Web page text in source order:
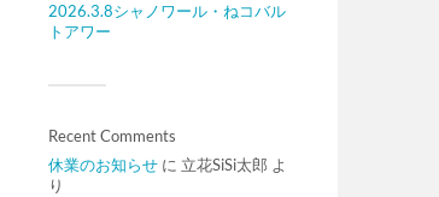
2026.3.8シャノワール・ねコバル
トアワー
Recent Comments
休業のお知らせ に 立花SiSi太郎 よ
り